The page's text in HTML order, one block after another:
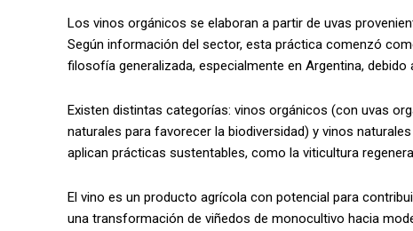
Los vinos orgánicos se elaboran a partir de uvas
Según información del sector, esta práctica comenzó
filosofía generalizada, especialmente en Argentina,
Existen distintas categorías: vinos orgánicos (con uvas
naturales para favorecer la biodiversidad) y vinos
aplican prácticas sustentables, como la viticultura
El vino es un producto agrícola con potencial para
una transformación de viñedos de monocultivo hacia